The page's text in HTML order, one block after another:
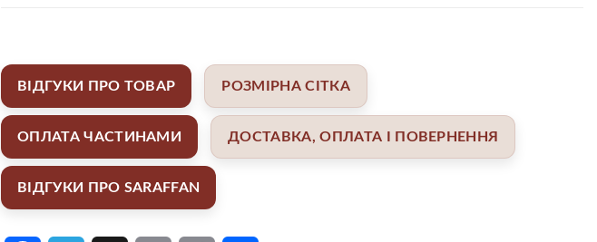
ВІДГУКИ ПРО ТОВАР РОЗМІРНА СІТКА
ОПЛАТА ЧАСТИНАМИ ДОСТАВКА, ОПЛАТА І ПОВЕРНЕННЯ
ВІДГУКИ ПРО SARAFFAN